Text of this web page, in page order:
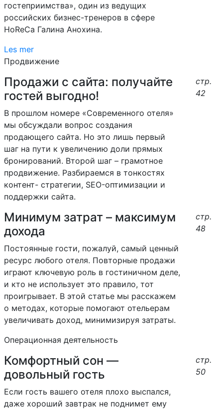
гостеприимства», один из ведущих
российских бизнес-тренеров в сфере
HoReCa Галина Анохина.
Les mer
Продвижение
Продажи с сайта: получайте
гостей выгодно!
В прошлом номере «Современного отеля»
мы обсуждали вопрос создания
продающего сайта. Но это лишь первый
шаг на пути к увеличению доли прямых
бронирований. Второй шаг – грамотное
продвижение. Разбираемся в тонкостях
контент- стратегии, SEO-оптимизации и
поддержки сайта.
стр.
42
Минимум затрат – максимум
дохода
Постоянные гости, пожалуй, самый ценный
ресурс любого отеля. Повторные продажи
играют ключевую роль в гостиничном деле,
и кто не использует это правило, тот
проигрывает. В этой статье мы расскажем
о методах, которые помогают отельерам
увеличивать доход, минимизируя затраты.
стр.
48
Операционная деятельность
Комфортный сон —
довольный гость
Если гость вашего отеля плохо выспался,
даже хороший завтрак не поднимет ему
стр.
50